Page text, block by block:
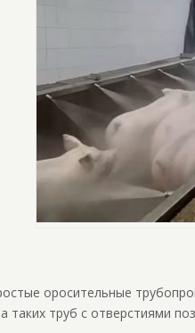
оросительные
труб с отверстиями